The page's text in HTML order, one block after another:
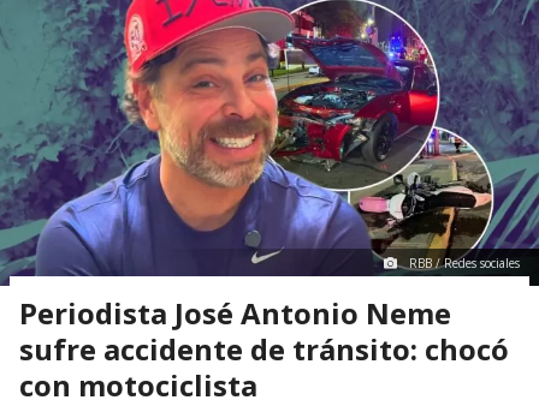
RBB / Redes sociales
Periodista José Antonio Neme
sufre accidente de tránsito: chocó
con motociclista